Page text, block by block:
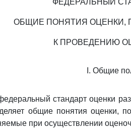
ФЕДЕРАЛЬНЫЙ
ОБЩИЕ ПОНЯТИЯ ОЦЕНКИ,
К ПРОВЕДЕНИЮ
I. Общие
стандарт оценки
общие понятия оценки,
при осуществлении